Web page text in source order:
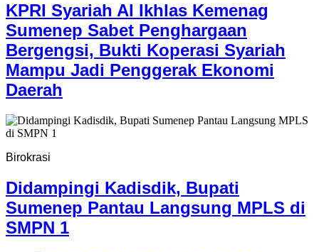
KPRI Syariah Al Ikhlas Kemenag
Sumenep Sabet Penghargaan
Bergengsi, Bukti Koperasi Syariah
Mampu Jadi Penggerak Ekonomi
Daerah
Birokrasi
Didampingi Kadisdik, Bupati
Sumenep Pantau Langsung MPLS di
SMPN 1